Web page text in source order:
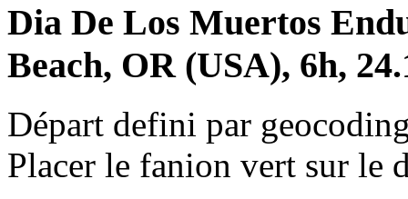
Dia De Los Muertos
Beach, OR (USA), 6h,
Départ defini par
Placer le fanion vert sur le